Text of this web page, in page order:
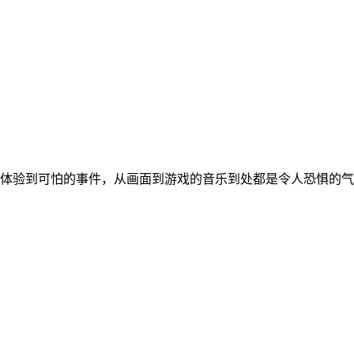
验到可怕的事件，从画面到游戏的音乐到处都是令人恐惧的